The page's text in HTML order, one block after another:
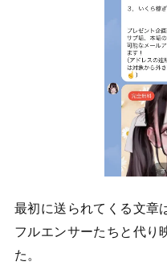
最初に送られてくる文章
フルエンサーたちと代り
た。